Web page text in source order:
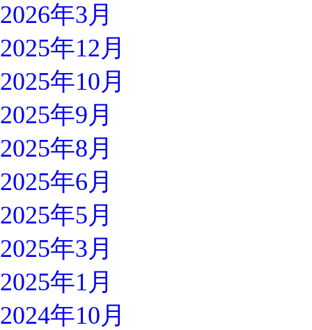
2026年3月
2025年12月
2025年10月
2025年9月
2025年8月
2025年6月
2025年5月
2025年3月
2025年1月
2024年10月